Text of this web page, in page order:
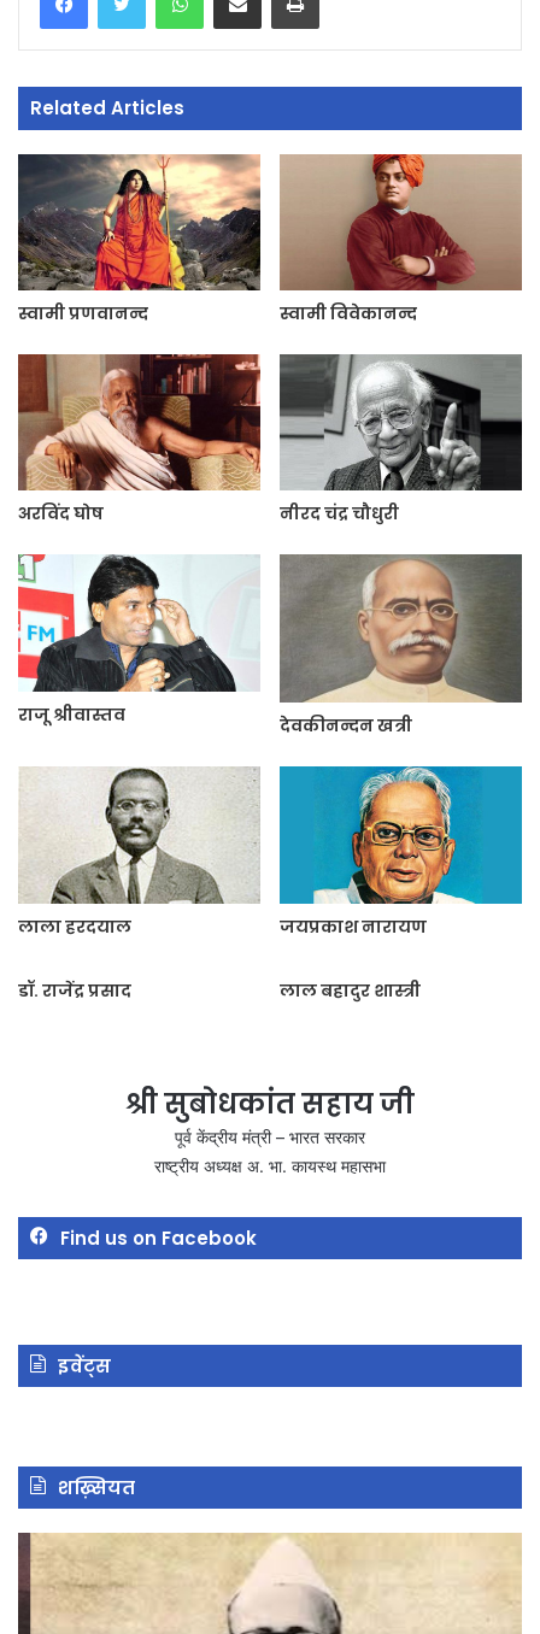
Related Articles
स्वामी प्रणवानन्द स्वामी विवेकानन्द
अरविंद घोष नीरद चंद्र चौधुरी
राजू श्रीवास्तव देवकीनन्दन खत्री
लाला हरदयाल जयप्रकाश नारायण
डॉ. राजेंद्र प्रसाद लाल बहादुर शास्त्री
श्री सुबोधकांत सहाय जी
पूर्व केंद्रीय मंत्री – भारत सरकार
राष्ट्रीय अध्यक्ष अ. भा. कायस्थ महासभा
Find us on Facebook
इवेंट्स
शख़्सियत
नारायण
सिंह